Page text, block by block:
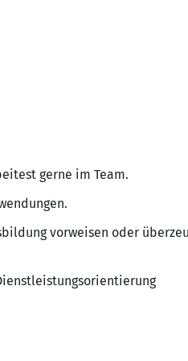
gerne im Team.
vorweisen oder